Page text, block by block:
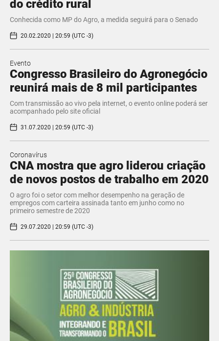
do crédito rural
Conhecida como MP do Agro, a medida seguirá para o Senado
20.02.2020 | 20:59 (UTC -3)
Evento
Congresso Brasileiro do Agronegócio
reunirá mais de 8 mil participantes
Com transmissão ao vivo pela internet, o evento online poderá ser
acompanhado pelo site oficial
31.07.2020 | 20:59 (UTC -3)
Coronavírus
CNA mostra que agro liderou criação
de novos postos de trabalho em 2020
​O agro foi o setor com melhor desempenho na geração de
empregos com carteira assinada tanto em junho como no
primeiro semestre de 2020
29.07.2020 | 20:59 (UTC -3)